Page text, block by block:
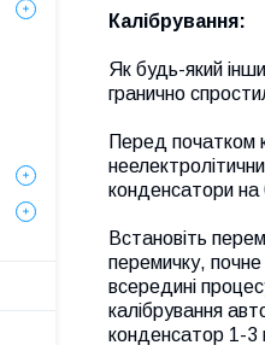
Калібрування:
Як будь-який
гранично
Перед початком
конденсатори
Встановіть
перемичку,
всередині
калібрування
конденсатор 1-3